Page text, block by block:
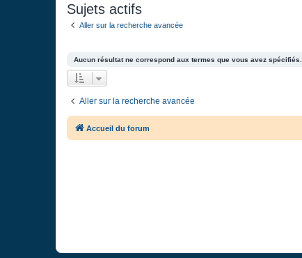
Sujets actifs
Aller sur la recherche avancée
Aucun résultat ne correspond aux termes que vous avez spécifiés.
Aller sur la recherche avancée
Accueil du forum